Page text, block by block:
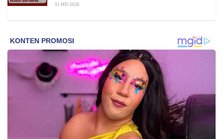
31 MEI 2026